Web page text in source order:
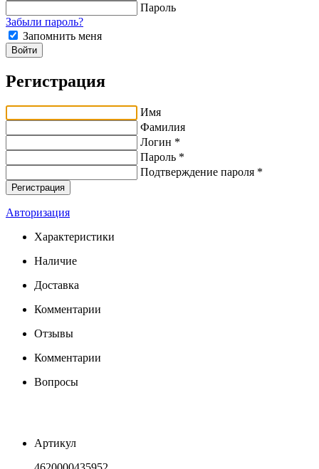
Пароль
Забыли пароль?
Запомнить меня
Войти
Регистрация
Имя
Фамилия
Логин *
Пароль *
Подтверждение пароля *
Авторизация
Характеристики
Наличие
Доставка
Комментарии
Отзывы
Комментарии
Вопросы
Артикул